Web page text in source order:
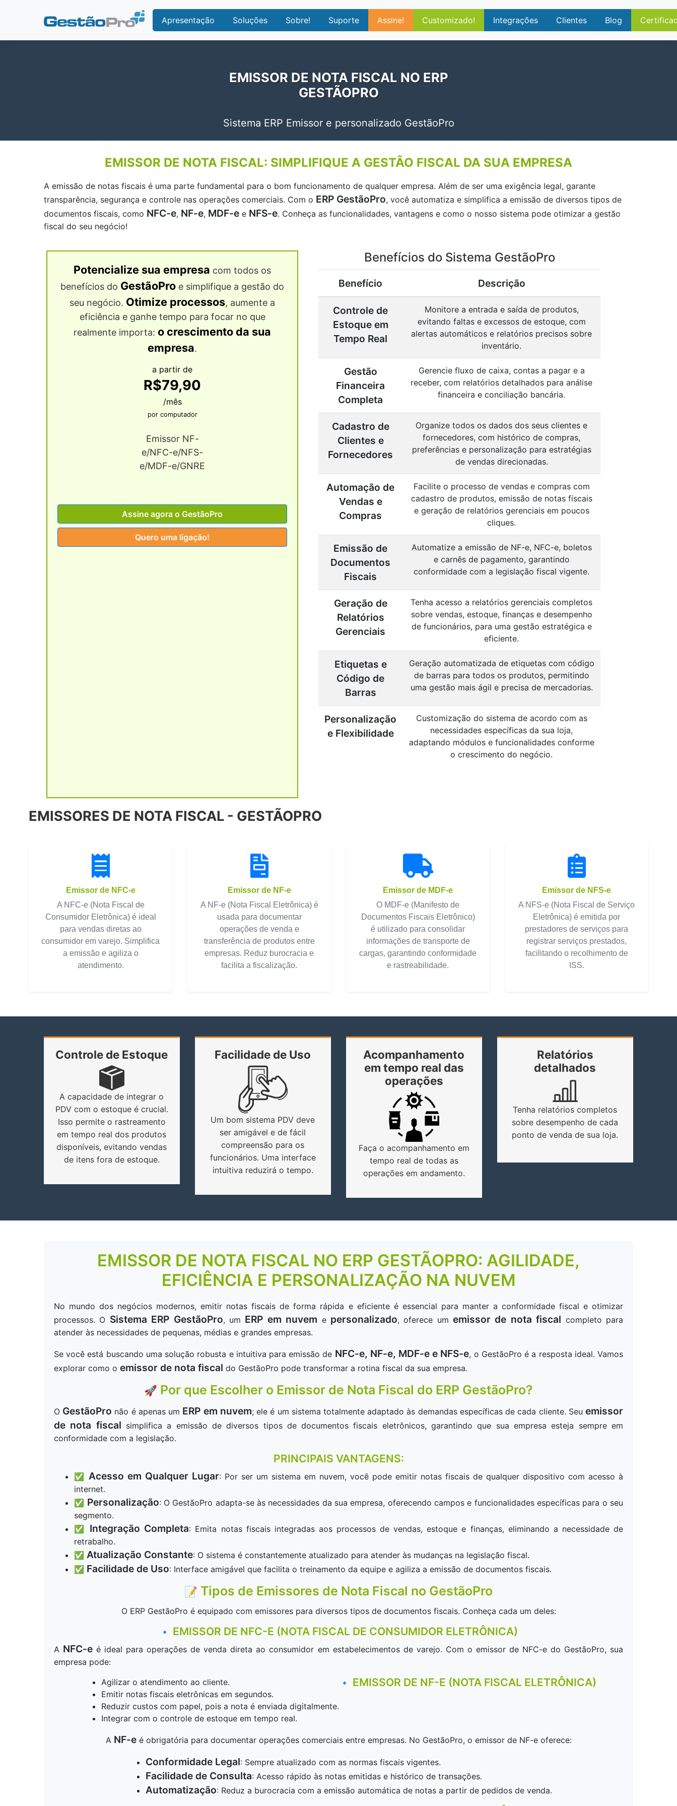
Apresentação Soluções Sobre! Suporte Assine! Customizado! Integrações Clientes Blog
EMISSOR DE NOTA FISCAL NO ERP
GESTÃOPRO
Sistema ERP Emissor e personalizado GestãoPro
EMISSOR DE NOTA FISCAL: SIMPLIFIQUE A GESTÃO FISCAL DA SUA EMPRESA
A emissão de notas fiscais é uma parte fundamental para o bom funcionamento de qualquer empresa. Além de ser uma exigência legal, garante
transparência, segurança e controle nas operações comerciais. Com o ERP GestãoPro, você automatiza e simplifica a emissão de diversos tipos de
documentos fiscais, como NFC-e, NF-e, MDF-e e NFS-e. Conheça as funcionalidades, vantagens e como o nosso sistema pode otimizar a gestão
fiscal do seu negócio!
Potencialize sua empresa com todos os
benefícios do GestãoPro e simplifique a gestão do
seu negócio. Otimize processos, aumente a
eficiência e ganhe tempo para focar no que
realmente importa: o crescimento da sua
empresa.
a partir de
R$79,90
/mês
por computador
Emissor NF-
e/NFC-e/NFS-
e/MDF-e/GNRE
Assine agora o GestãoPro
Quero uma ligação!
Benefícios do Sistema GestãoPro
Benefício Descrição
Controle de
Estoque em
Tempo Real
Monitore a entrada e saída de produtos,
evitando faltas e excessos de estoque, com
alertas automáticos e relatórios precisos sobre
inventário.
Gestão
Financeira
Completa
Gerencie fluxo de caixa, contas a pagar e a
receber, com relatórios detalhados para análise
financeira e conciliação bancária.
Cadastro de
Clientes e
Fornecedores
Organize todos os dados dos seus clientes e
fornecedores, com histórico de compras,
preferências e personalização para estratégias
de vendas direcionadas.
Automação de
Vendas e
Compras
Facilite o processo de vendas e compras com
cadastro de produtos, emissão de notas fiscais
e geração de relatórios gerenciais em poucos
cliques.
Emissão de
Documentos
Fiscais
Automatize a emissão de NF-e, NFC-e, boletos
e carnês de pagamento, garantindo
conformidade com a legislação fiscal vigente.
Geração de
Relatórios
Gerenciais
Tenha acesso a relatórios gerenciais completos
sobre vendas, estoque, finanças e desempenho
de funcionários, para uma gestão estratégica e
eficiente.
Etiquetas e
Código de
Barras
Geração automatizada de etiquetas com código
de barras para todos os produtos, permitindo
uma gestão mais ágil e precisa de mercadorias.
Personalização
e Flexibilidade
Customização do sistema de acordo com as
necessidades específicas da sua loja,
adaptando módulos e funcionalidades conforme
o crescimento do negócio.
EMISSORES DE NOTA FISCAL - GESTÃOPRO
Emissor de NFC-e
A NFC-e (Nota Fiscal de
Consumidor Eletrônica) é ideal
para vendas diretas ao
consumidor em varejo. Simplifica
a emissão e agiliza o
atendimento.
Emissor de NF-e
A NF-e (Nota Fiscal Eletrônica) é
usada para documentar
operações de venda e
transferência de produtos entre
empresas. Reduz burocracia e
facilita a fiscalização.
Emissor de MDF-e
O MDF-e (Manifesto de
Documentos Fiscais Eletrônico)
é utilizado para consolidar
informações de transporte de
cargas, garantindo conformidade
e rastreabilidade.
Emissor de NFS-e
A NFS-e (Nota Fiscal de Serviço
Eletrônica) é emitida por
prestadores de serviços para
registrar serviços prestados,
facilitando o recolhimento de
ISS.
Controle de Estoque
A capacidade de integrar o
PDV com o estoque é crucial.
Isso permite o rastreamento
em tempo real dos produtos
disponíveis, evitando vendas
de itens fora de estoque.
Facilidade de Uso
Um bom sistema PDV deve
ser amigável e de fácil
compreensão para os
funcionários. Uma interface
intuitiva reduzirá o tempo.
Acompanhamento
em tempo real das
operações
Faça o acompanhamento em
tempo real de todas as
operações em andamento.
Relatórios
detalhados
Tenha relatórios completos
sobre desempenho de cada
ponto de venda de sua loja.
EMISSOR DE NOTA FISCAL NO ERP GESTÃOPRO: AGILIDADE,
EFICIÊNCIA E PERSONALIZAÇÃO NA NUVEM
No mundo dos negócios modernos, emitir notas fiscais de forma rápida e eficiente é essencial para manter a conformidade fiscal e otimizar
processos. O Sistema ERP GestãoPro, um ERP em nuvem e personalizado, oferece umemissor de nota fiscal completo para
atender às necessidades de pequenas, médias e grandes empresas.
Se você está buscando uma solução robusta e intuitiva para emissão de NFC-e, NF-e, MDF-e e NFS-e, o GestãoPro é a resposta ideal. Vamos
explorar como o emissor de nota fiscal do GestãoPro pode transformar a rotina fiscal da sua empresa.
🚀 Por que Escolher o Emissor de Nota Fiscal do ERP GestãoPro?
O GestãoPro não é apenas um ERP em nuvem; ele é um sistema totalmente adaptado às demandas específicas de cada cliente. Seuemissor
de nota fiscal simplifica a emissão de diversos tipos de documentos fiscais eletrônicos, garantindo que sua empresa esteja sempre em
conformidade com a legislação.
PRINCIPAIS VANTAGENS:
✅ Acesso em Qualquer Lugar: Por ser um sistema em nuvem, você pode emitir notas fiscais de qualquer dispositivo com acesso à
internet.
✅ Personalização: O GestãoPro adapta-se às necessidades da sua empresa, oferecendo campos e funcionalidades específicas para o seu
segmento.
✅ Integração Completa: Emita notas fiscais integradas aos processos de vendas, estoque e finanças, eliminando a necessidade de
retrabalho.
✅ Atualização Constante: O sistema é constantemente atualizado para atender às mudanças na legislação fiscal.
✅ Facilidade de Uso: Interface amigável que facilita o treinamento da equipe e agiliza a emissão de documentos fiscais.
📝 Tipos de Emissores de Nota Fiscal no GestãoPro
O ERP GestãoPro é equipado com emissores para diversos tipos de documentos fiscais. Conheça cada um deles:
🔹 EMISSOR DE NFC-E (NOTA FISCAL DE CONSUMIDOR ELETRÔNICA)
A NFC-e é ideal para operações de venda direta ao consumidor em estabelecimentos de varejo. Com o emissor de NFC-e do GestãoPro, sua
empresa pode:
Agilizar o atendimento ao cliente.
Emitir notas fiscais eletrônicas em segundos.
Reduzir custos com papel, pois a nota é enviada digitalmente.
Integrar com o controle de estoque em tempo real.
🔹 EMISSOR DE NF-E (NOTA FISCAL ELETRÔNICA)
A NF-eé obrigatória para documentar operações comerciais entre empresas. No GestãoPro, o emissor de NF-e oferece:
Conformidade Legal: Sempre atualizado com as normas fiscais vigentes.
Facilidade de Consulta: Acesso rápido às notas emitidas e histórico de transações.
Automatização: Reduz a burocracia com a emissão automática de notas a partir de pedidos de venda.